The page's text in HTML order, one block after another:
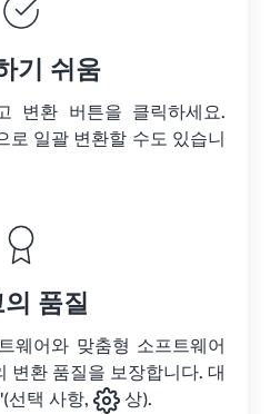
기 쉬움
변환 버튼을 클릭하세요.
로 일괄 변환할 수도 있습니
품질
웨어와 맞춤형 소프트웨어
변환 품질을 보장합니다. 대
선택 사항,
상).